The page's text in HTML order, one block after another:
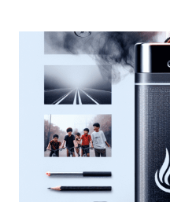
MODERN
VIRGINIA:
SABOR
LIGERO
CON
MATICES
CÍTRICOS